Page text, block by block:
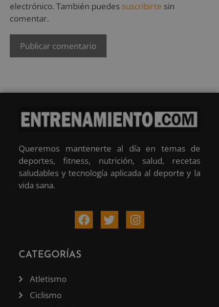
electrónico. También puedes suscribirte sin
comentar.
Queremos mantenerte al día en temas de
deportes, fitness, nutrición, salud, recetas
saludables y tecnología aplicada al deporte y la
vida sana.
CATEGORÍAS
Atletismo
Ciclismo